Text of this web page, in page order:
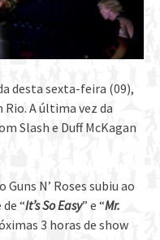
desta sexta-feira (09),
A última vez da
Slash e Duff McKagan
N’ Roses subiu ao
“It’s So Easy” e “Mr.
3 horas de show